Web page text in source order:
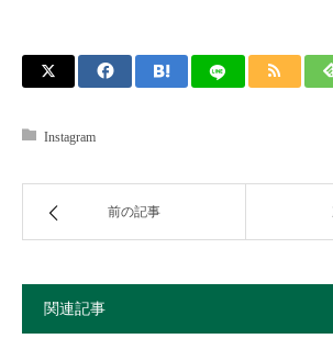
Instagram
前の記事
関連記事